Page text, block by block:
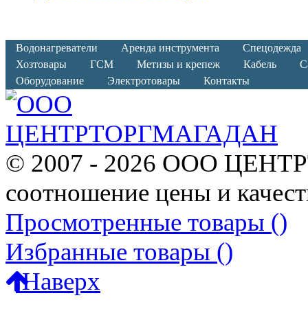
Водонагреватели Аренда инструмента
Спецодежда
Хозтовары
ГСМ Метизы и крепеж Кабель
Оборудование
Электротовары Контакты
© 2007 - 2026 ООО
соотношение цены и
Просмотренные товары ()
Избранные товары ()
Наверх